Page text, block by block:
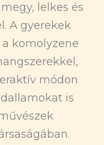
lelkes és
A gyerekek
komolyzene
módon
is